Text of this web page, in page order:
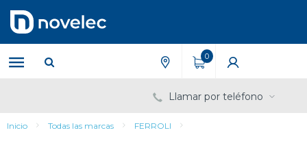
contenido
menú
de
navegación
0
Llamar por teléfono
Inicio Todas las marcas FERROLI